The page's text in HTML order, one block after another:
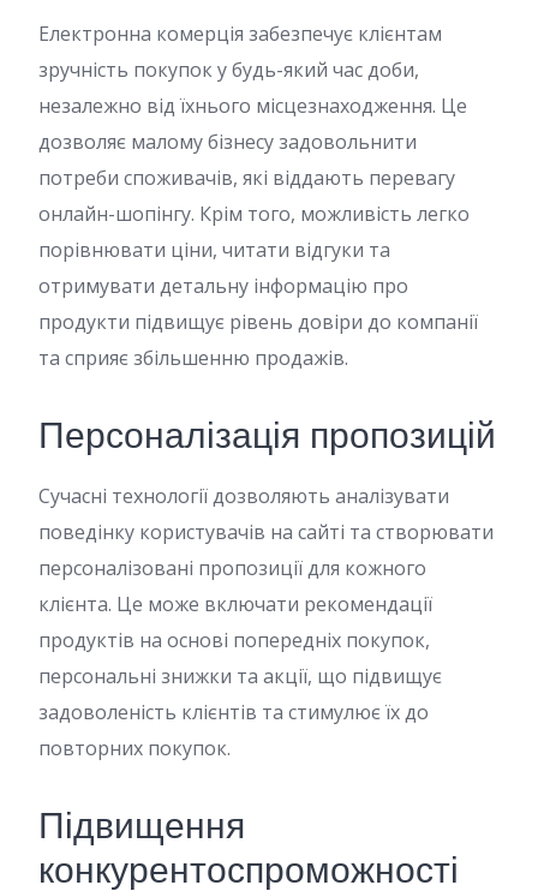
Електронна комерція забезпечує клієнтам
зручність покупок у будь-який час доби,
незалежно від їхнього місцезнаходження. Це
дозволяє малому бізнесу задовольнити
потреби споживачів, які віддають перевагу
онлайн-шопінгу. Крім того, можливість легко
порівнювати ціни, читати відгуки та
отримувати детальну інформацію про
продукти підвищує рівень довіри до компанії
та сприяє збільшенню продажів.
Персоналізація пропозицій
Сучасні технології дозволяють аналізувати
поведінку користувачів на сайті та створювати
персоналізовані пропозиції для кожного
клієнта. Це може включати рекомендації
продуктів на основі попередніх покупок,
персональні знижки та акції, що підвищує
задоволеність клієнтів та стимулює їх до
повторних покупок.
Підвищення
конкурентоспроможності